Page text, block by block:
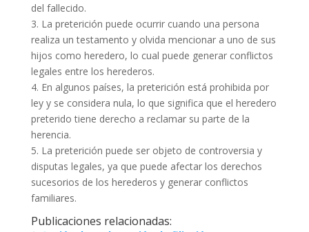
del fallecido.
3. La preterición puede ocurrir cuando una persona
realiza un testamento y olvida mencionar a uno de sus
hijos como heredero, lo cual puede generar conflictos
legales entre los herederos.
4. En algunos países, la preterición está prohibida por
ley y se considera nula, lo que significa que el heredero
preterido tiene derecho a reclamar su parte de la
herencia.
5. La preterición puede ser objeto de controversia y
disputas legales, ya que puede afectar los derechos
sucesorios de los herederos y generar conflictos
familiares.
Publicaciones relacionadas: